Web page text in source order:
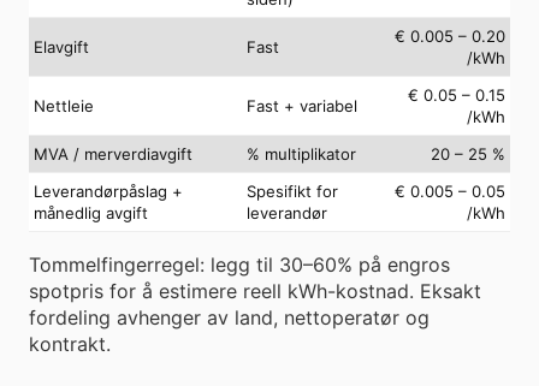
Elavgift Fast
€ 0.005 – 0.20
/kWh
Nettleie Fast + variabel
€ 0.05 – 0.15
/kWh
MVA / merverdiavgift
% multiplikator
20 – 25 %
Leverandørpåslag +
månedlig avgift
Spesifikt for
leverandør
€ 0.005 – 0.05
/kWh
Tommelfingerregel: legg til 30–60% på engros
spotpris for å estimere reell kWh-kostnad. Eksakt
fordeling avhenger av land, nettoperatør og
kontrakt.